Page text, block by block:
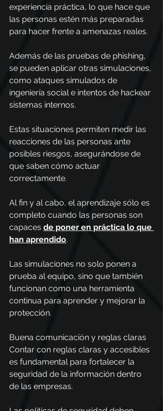
experiencia práctica, lo que hace que
las personas estén más preparadas
para hacer frente a amenazas reales.
Además de las pruebas de phishing,
se pueden aplicar otras simulaciones,
como ataques simulados de
ingeniería social e intentos de hackear
sistemas internos.
Estas situaciones permiten medir las
reacciones de las personas ante
posibles riesgos, asegurándose de
que saben cómo actuar
correctamente.
Al fin y al cabo, el aprendizaje sólo es
completo cuando las personas son
capaces de poner en práctica lo que
han aprendido.
Las simulaciones no solo ponen a
prueba al equipo, sino que también
funcionan como una herramienta
continua para aprender y mejorar la
protección.
Buena comunicación y reglas claras
Contar con reglas claras y accesibles
es fundamental para fortalecer la
seguridad de la información dentro
de las empresas.